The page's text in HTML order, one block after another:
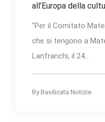
all’Europa della
“Per il Comitato
che si tengono a
Lanfranchi, il 24...
By Basilicata Notizie